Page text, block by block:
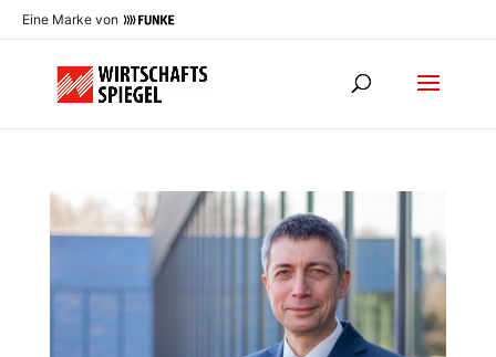
Eine Marke von